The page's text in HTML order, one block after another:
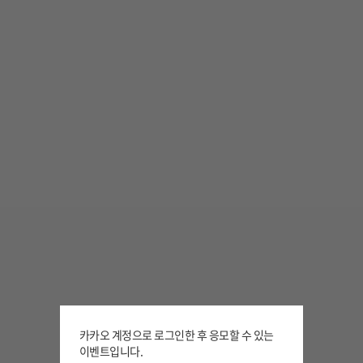
카카오 계정으로 로그인한 후 응모할 수 있는
이벤트입니다.